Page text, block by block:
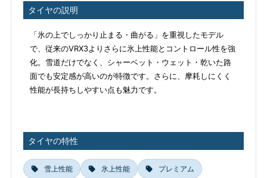
タイヤの説明
「氷の上でしっかり止まる・曲がる」を重視したモデル
で、従来のVRX3よりさらに氷上性能とコントロール性を強
化。雪道だけでなく、シャーベット・ウェット・乾いた路
面でも安定感が高いのが特徴です。さらに、摩耗しにくく
性能が長持ちしやすい点も魅力です。
タイヤの特性
雪上性能 氷上性能 プレミアム